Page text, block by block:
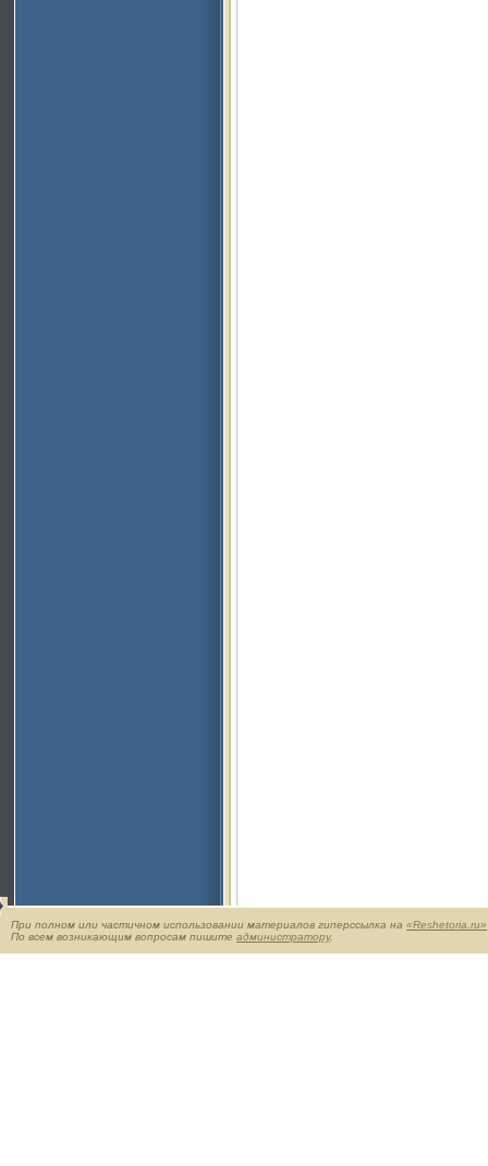
При полном или частичном использовании материалов гиперссылка на «Reshetoria.ru»
По всем возникающим вопросам пишите администратору.